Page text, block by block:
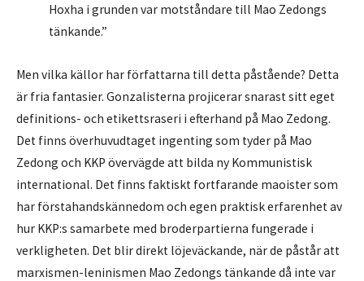
Hoxha i grunden var motståndare till Mao Zedongs
tänkande.”
Men vilka källor har författarna till detta påstående? Detta
är fria fantasier. Gonzalisterna projicerar snarast sitt eget
definitions- och etikettsraseri i efterhand på Mao Zedong.
Det finns överhuvudtaget ingenting som tyder på Mao
Zedong och KKP övervägde att bilda ny Kommunistisk
international. Det finns faktiskt fortfarande maoister som
har förstahandskännedom och egen praktisk erfarenhet av
hur KKP:s samarbete med broderpartierna fungerade i
verkligheten. Det blir direkt löjeväckande, när de påstår att
marxismen-leninismen Mao Zedongs tänkande då inte var